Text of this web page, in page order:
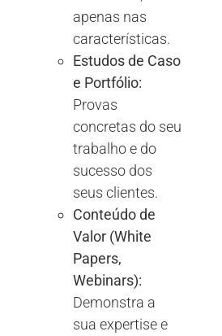
apenas nas
características.
Estudos de Caso
e Portfólio:
Provas
concretas do seu
trabalho e do
sucesso dos
seus clientes.
Conteúdo de
Valor (White
Papers,
Webinars):
Demonstra a
sua expertise e